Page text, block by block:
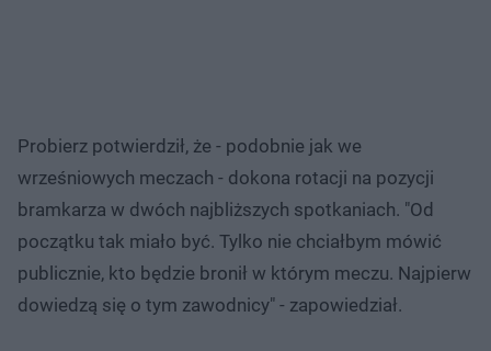
Probierz potwierdził, że - podobnie jak we
wrześniowych meczach - dokona rotacji na pozycji
bramkarza w dwóch najbliższych spotkaniach. "Od
początku tak miało być. Tylko nie chciałbym mówić
publicznie, kto będzie bronił w którym meczu. Najpierw
dowiedzą się o tym zawodnicy" - zapowiedział.